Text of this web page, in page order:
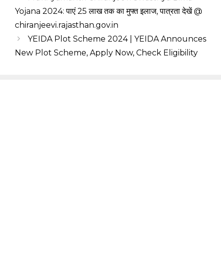
Yojana 2024: पाएं 25 लाख तक का मुफ्त इलाज, पात्रता देखें @
chiranjeevi.rajasthan.gov.in
YEIDA Plot Scheme 2024 | YEIDA Announces
New Plot Scheme, Apply Now, Check Eligibility